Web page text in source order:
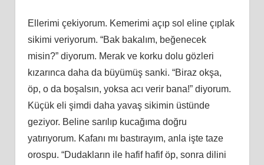
Ellerimi çekiyorum. Kemerimi açıp sol eline çıplak
sikimi veriyorum. “Bak bakalım, beğenecek
misin?” diyorum. Merak ve korku dolu gözleri
kızarınca daha da büyümüş sanki. “Biraz okşa,
öp, o da boşalsın, yoksa acı verir bana!” diyorum.
Küçük eli şimdi daha yavaş sikimin üstünde
geziyor. Beline sarılıp kucağıma doğru
yatırıyorum. Kafanı mı bastırayım, anla işte taze
orospu. “Dudakların ile hafif hafif öp, sonra dilini